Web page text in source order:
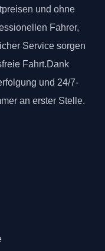
und ohne
Fahrer,
Service sorgen
Fahrt.Dank
und 24/7-
an erster Stelle.